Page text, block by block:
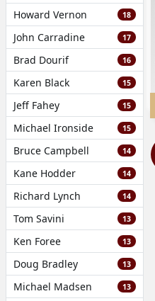
Howard Vernon 18
John Carradine 17
Brad Dourif 16
Karen Black 15
Jeff Fahey 15
Michael Ironside 15
Bruce Campbell 14
Kane Hodder 14
Richard Lynch 14
Tom Savini 13
Ken Foree 13
Doug Bradley 13
Michael Madsen 13